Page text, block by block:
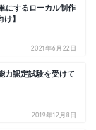
にするローカル制作
】
2021年6月22日
力認定試験を受けて
2019年12月8日